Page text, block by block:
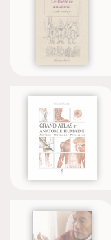
théâtre amateur
Chevaly
atlas d'anatomie
Martin